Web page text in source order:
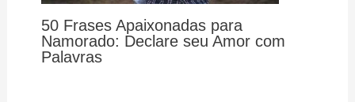
50 Frases Apaixonadas para
Namorado: Declare seu Amor com
Palavras